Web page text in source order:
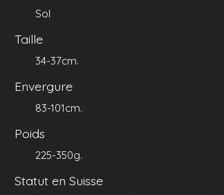
Sol
Taille
34-37cm.
Envergure
83-101cm.
Poids
225-350g.
Statut en Suisse